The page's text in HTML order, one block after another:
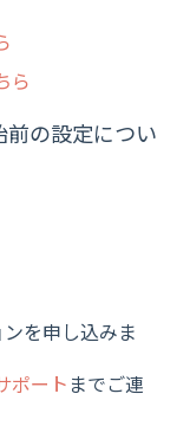
ら
の設定につい
を申し込みま
ポート までご連